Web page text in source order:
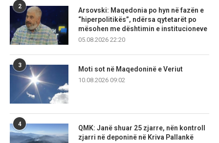
2
Arsovski: Maqedonia po hyn në fazën e
“hiperpolitikës”, ndërsa qytetarët po
mësohen me dështimin e institucioneve
05.08.2026 22:20
3
Moti sot në Maqedoninë e Veriut
10.08.2026 09:02
4
QMK: Janë shuar 25 zjarre, nën kontroll
zjarri në deponinë në Kriva Pallankë